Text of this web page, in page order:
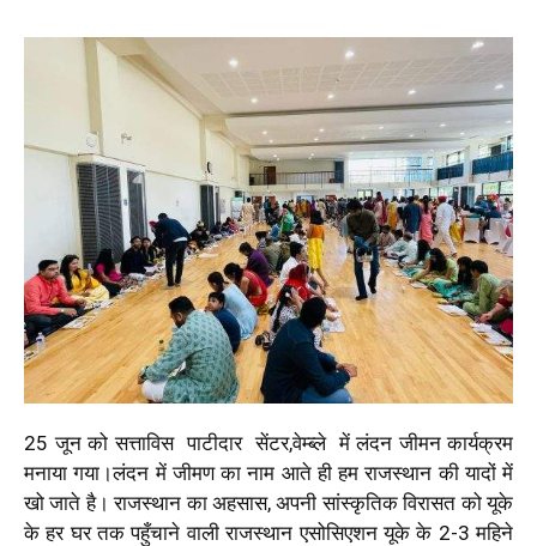
25 जून को सत्ताविस पाटीदार सेंटर,वेम्ब्ले में लंदन जीमन कार्यक्रम
मनाया गया।लंदन में जीमण का नाम आते ही हम राजस्थान की यादों में
खो जाते है। राजस्थान का अहसास, अपनी सांस्कृतिक विरासत को यूके
के हर घर तक पहुँचाने वाली राजस्थान एसोसिएशन यूके के 2-3 महिने